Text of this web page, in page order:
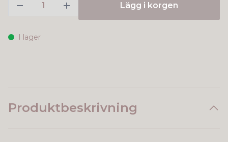
Lägg i korgen
I lager
Produktbeskrivning